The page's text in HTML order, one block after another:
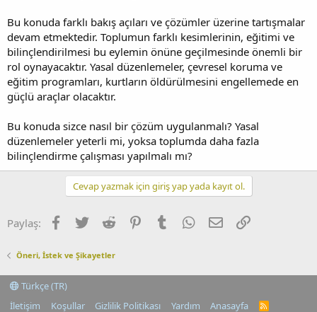
Bu konuda farklı bakış açıları ve çözümler üzerine tartışmalar
devam etmektedir. Toplumun farklı kesimlerinin, eğitimi ve
bilinçlendirilmesi bu eylemin önüne geçilmesinde önemli bir
rol oynayacaktır. Yasal düzenlemeler, çevresel koruma ve
eğitim programları, kurtların öldürülmesini engellemede en
güçlü araçlar olacaktır.
Bu konuda sizce nasıl bir çözüm uygulanmalı? Yasal
düzenlemeler yeterli mi, yoksa toplumda daha fazla
bilinçlendirme çalışması yapılmalı mı?
Cevap yazmak için giriş yap yada kayıt ol.
Paylaş: Facebook
TwitterReddit PinterestTumblrWhatsApp
E-postaLink
Öneri, İstek ve Şikayetler
Türkçe (TR)
İletişim
Koşullar Gizlilik Politikası Yardım Anasayfa
R